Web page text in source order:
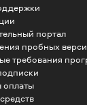
портал
пробных
требования